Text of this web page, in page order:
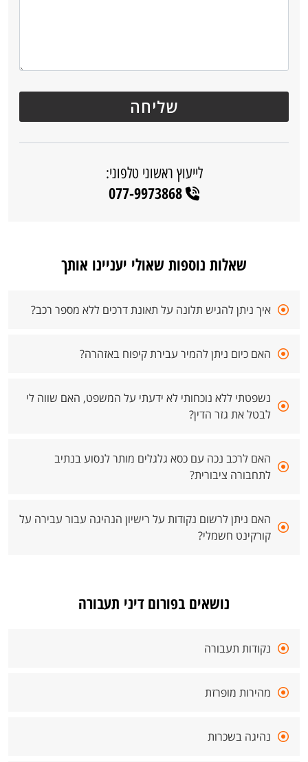
לייעוץ ראשוני טלפוני:
077-9973868
שאלות נוספות שאולי יעניינו אותך
איך ניתן להגיש תלונה על תאונת דרכים ללא מספר רכב?
האם כיום ניתן להמיר עבירת קיפוח באזהרה?
נשפטתי ללא נוכחותי לא ידעתי על המשפט, האם שווה לי
לבטל את גזר הדין?
האם לרכב נכה עם כסא גלגלים מותר לנסוע בנתיב
לתחבורה ציבורית?
האם ניתן לרשום נקודות על רישיון הנהיגה עבור עבירה על
קורקינט חשמלי?
נושאים בפורום דיני תעבורה
נקודות תעבורה
מהירות מופרזת
נהיגה בשכרות